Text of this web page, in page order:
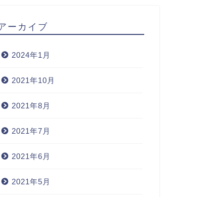
ーカイブ
2024年1月
2021年10月
2021年8月
2021年7月
2021年6月
2021年5月